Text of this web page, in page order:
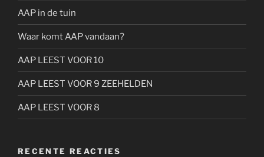
AAP in de tuin
Waar komt AAP vandaan?
AAP LEEST VOOR 10
AAP LEEST VOOR 9 ZEEHELDEN
AAP LEEST VOOR 8
RECENTE REACTIES